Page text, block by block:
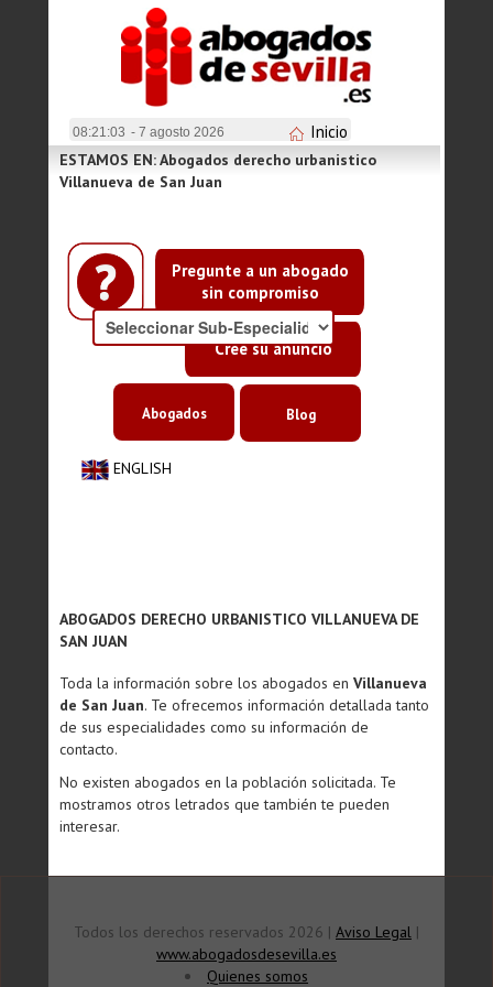
08:21:03 - 7 agosto 2026 Inicio
Pregunte a un abogado
sin compromiso
Cree su anuncio
ESTAMOS EN: Abogados derecho urbanistico
Villanueva de San Juan
ENGLISH
Abogados Blog
ABOGADOS DERECHO URBANISTICO VILLANUEVA DE
SAN JUAN
Toda la información sobre los abogados en Villanueva
de San Juan. Te ofrecemos información detallada tanto
de sus especialidades como su información de
contacto.
No existen abogados en la población solicitada. Te
mostramos otros letrados que también te pueden
interesar.
Todos los derechos reservados 2026 | Aviso Legal |
www.abogadosdesevilla.es
Quienes somos